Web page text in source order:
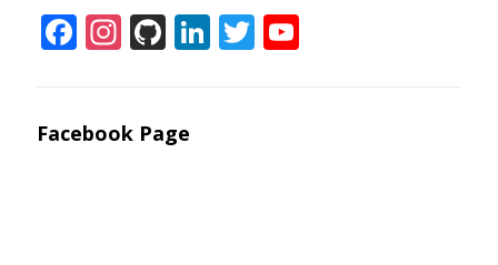
Facebook
Instagram
GitHub
LinkedIn
Twitter
Facebook Page